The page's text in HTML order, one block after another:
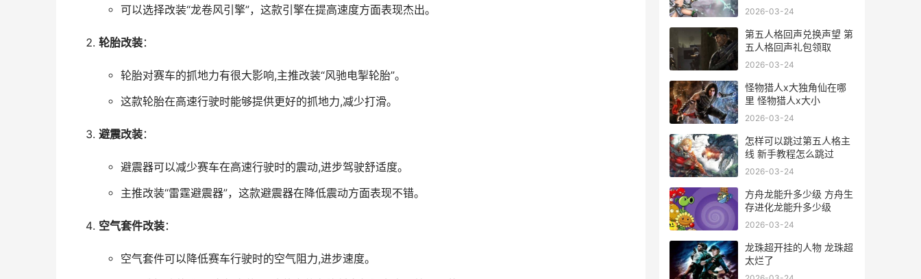
可以选择改装“龙卷风引擎”，这款引擎在提高速度方面表现杰出。
轮胎改装：
轮胎对赛车的抓地力有很大影响,主推改装“风驰电掣轮胎”。
这款轮胎在高速行驶时能够提供更好的抓地力,减少打滑。
避震改装：
避震器可以减少赛车在高速行驶时的震动,进步驾驶舒适度。
主推改装“雷霆避震器”，这款避震器在降低震动方面表现不错。
空气套件改装：
空气套件可以降低赛车行驶时的空气阻力,进步速度。
么
2026-03-24
第五人格回声兑换声望 第
五人格回声礼包领取
2026-03-24
怪物猎人x大独角仙在哪
里 怪物猎人x大小
2026-03-24
怎样可以跳过第五人格主
线 新手教程怎么跳过
2026-03-24
方舟龙能升多少级 方舟生
存进化龙能升多少级
2026-03-24
龙珠超开挂的人物 龙珠超
太烂了